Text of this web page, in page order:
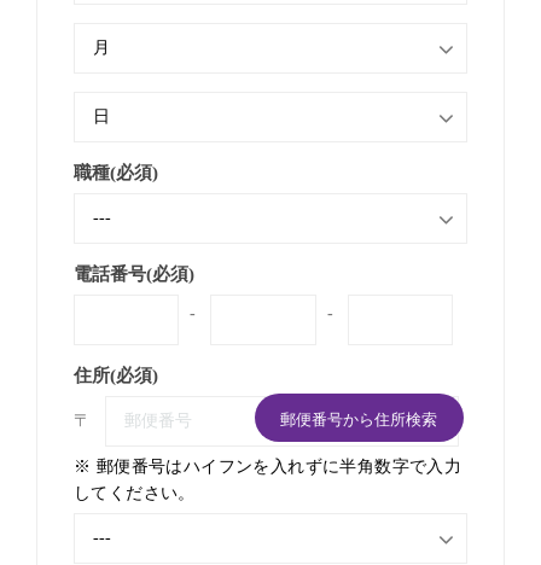
職種(必須)
電話番号(必須)
- -
住所(必須)
〒 郵便番号から住所検索
※ 郵便番号はハイフンを入れずに半角数字で入力
してください。